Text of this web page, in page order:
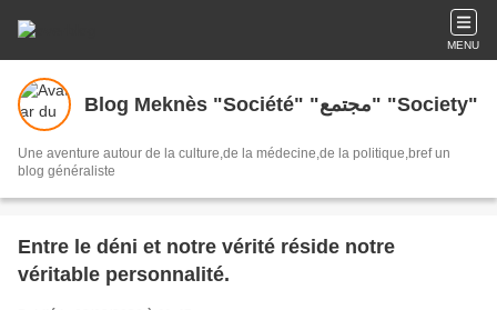
MENU
Blog Meknès "Société" "مجتمع" "Society"
Une aventure autour de la culture,de la médecine,de la politique,bref un
blog généraliste
Entre le déni et notre vérité réside notre
véritable personnalité.